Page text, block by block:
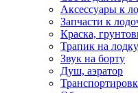
Аксессуары к
Запчасти к
Краска,
Трапик на лодку
Звук на борту
Душ, аэратор